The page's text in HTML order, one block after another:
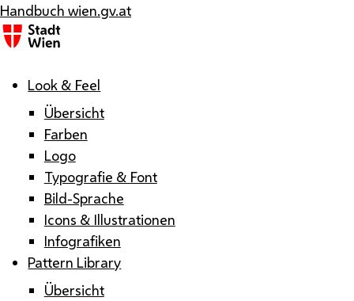
Handbuch wien.gv.at
Look & Feel
Übersicht
Farben
Logo
Typografie & Font
Bild-Sprache
Icons & Illustrationen
Infografiken
Pattern Library
Übersicht